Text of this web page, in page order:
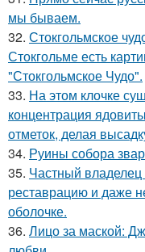
мы бываем.
32. Стокгольмское
Стокгольме есть
"Стокгольмское Чудо".
33. На этом клочке
концентрация
отметок, делая
34. Руины собора
35. Частный
реставрацию и даже
оболочке.
36. Лицо за маской: